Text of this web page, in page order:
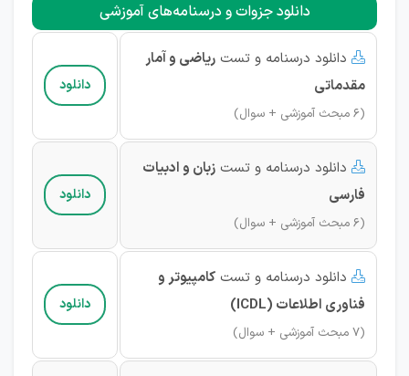
دانلود جزوات و درسنامه‌های آموزشی
 دانلود درسنامه و تست ریاضی و آمار
مقدماتی
(6 مبحث آموزشی + سوال)
دانلود
 دانلود درسنامه و تست زبان و ادبیات
فارسی
(6 مبحث آموزشی + سوال)
دانلود
 دانلود درسنامه و تست کامپیوتر و
فناوری اطلاعات (ICDL)
(7 مبحث آموزشی + سوال)
دانلود